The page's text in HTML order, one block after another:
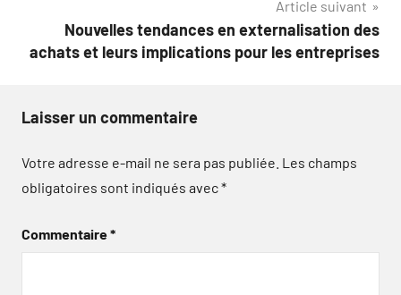
Article suivant
Nouvelles tendances en externalisation des
achats et leurs implications pour les entreprises
Laisser un commentaire
Votre adresse e-mail ne sera pas publiée. Les champs
obligatoires sont indiqués avec*
Commentaire*